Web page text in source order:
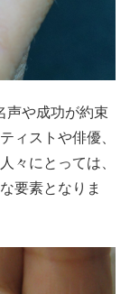
声や成功が約束
ィストや俳優、
々にとっては、
要素となりま